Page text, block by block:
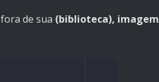
fora de sua (biblioteca), imagem